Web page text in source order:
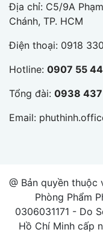
Địa chỉ: C5/9A
Chánh, TP. HCM
Điện thoại: 0918
Hotline: 0907 55
Tổng đài: 0938
Email:
@ Bản quyền thuộc
Phòng Phẩm
0306031171 - Do
Hồ Chí Minh cấp